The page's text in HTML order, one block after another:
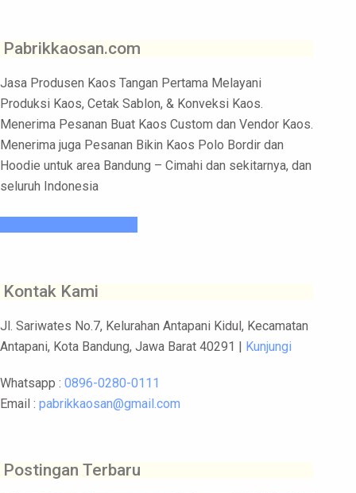
Pabrikkaosan.com
Jasa Produsen Kaos Tangan Pertama Melayani
Produksi Kaos, Cetak Sablon, & Konveksi Kaos.
Menerima Pesanan Buat Kaos Custom dan Vendor Kaos.
Menerima juga Pesanan Bikin Kaos Polo Bordir dan
Hoodie untuk area Bandung – Cimahi dan sekitarnya, dan
seluruh Indonesia
Kontak Kami
Jl. Sariwates No.7, Kelurahan Antapani Kidul, Kecamatan
Antapani, Kota Bandung, Jawa Barat 40291 | Kunjungi
Whatsapp : 0896-0280-0111
Email : pabrikkaosan@gmail.com
Postingan Terbaru